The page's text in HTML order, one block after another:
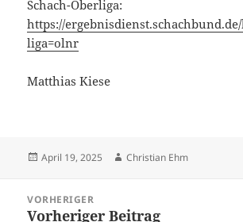
Schach-Oberliga:
https://
liga=olnr
Matthias Kiese
Veröffentlicht
April 19, 2025 Autor
Christian Ehm
VORHERIGER
Vorheriger
Vorheriger Beitrag